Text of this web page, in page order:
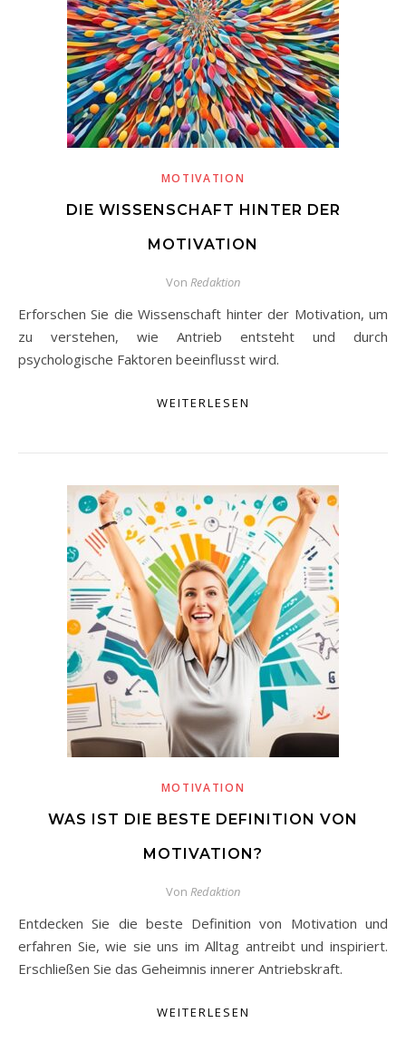
MOTIVATION
DIE WISSENSCHAFT HINTER DER
MOTIVATION
Von Redaktion
Erforschen Sie die Wissenschaft hinter der Motivation, um
zu verstehen, wie Antrieb entsteht und durch
psychologische Faktoren beeinflusst wird.
WEITERLESEN
MOTIVATION
WAS IST DIE BESTE DEFINITION VON
MOTIVATION?
Von Redaktion
Entdecken Sie die beste Definition von Motivation und
erfahren Sie, wie sie uns im Alltag antreibt und inspiriert.
Erschließen Sie das Geheimnis innerer Antriebskraft.
WEITERLESEN